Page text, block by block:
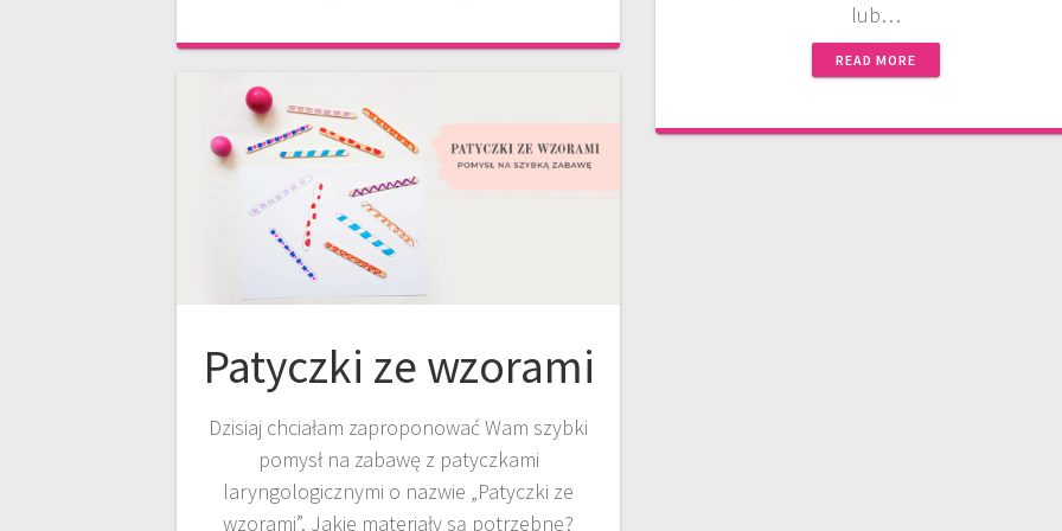
lub…
READ MORE
Patyczki ze wzorami
Dzisiaj chciałam zaproponować Wam szybki
pomysł na zabawę z patyczkami
laryngologicznymi o nazwie „Patyczki ze
wzorami”. Jakie materiały są potrzebne?